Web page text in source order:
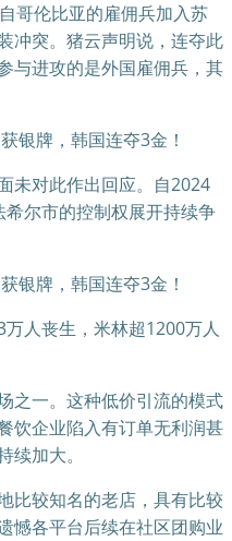
哥伦比亚的雇佣兵加入苏
冲突。猪云声明说，连夺此
与进攻的是外国雇佣兵，其
未对此作出回应。自2024
尔市的控制权展开持续争
人丧生，米林超1200万人
之一。这种低价引流的模式
饮企业陷入有订单无利润甚
加大。
比较知名的老店，具有比较
憾各平台后续在社区团购业